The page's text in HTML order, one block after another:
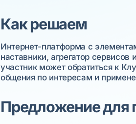
Как решаем
Интернет-платформа с
наставники, агрегатор
участник может обратиться к
общения по интересам и
Предложение для